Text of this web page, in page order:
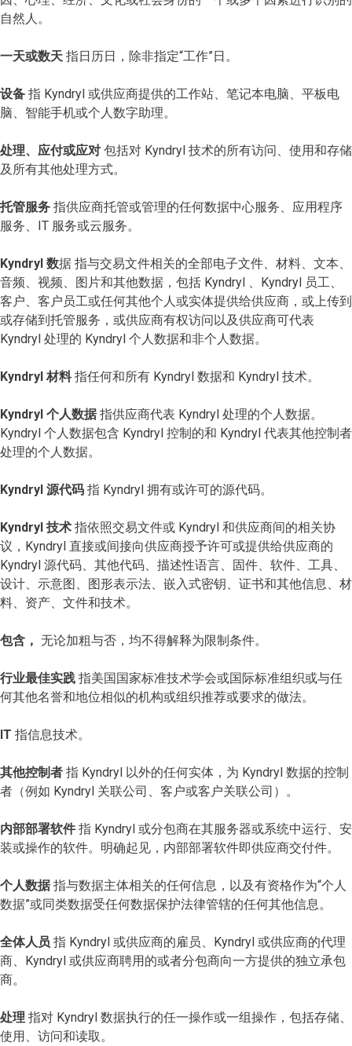
自然人。
一天或数天 指日历日，除非指定“工作”日。
设备 指 Kyndryl 或供应商提供的工作站、笔记本电脑、平板电
脑、智能手机或个人数字助理。
处理、应付或应对 包括对 Kyndryl 技术的所有访问、使用和存储
及所有其他处理方式。
托管服务 指供应商托管或管理的任何数据中心服务、应用程序
服务、IT 服务或云服务。
Kyndryl 数据 指与交易文件相关的全部电子文件、材料、文本、
音频、视频、图片和其他数据，包括 Kyndryl 、Kyndryl 员工、
客户、客户员工或任何其他个人或实体提供给供应商，或上传到
或存储到托管服务，或供应商有权访问以及供应商可代表
Kyndryl 处理的 Kyndryl 个人数据和非个人数据。
Kyndryl 材料指任何和所有 Kyndryl 数据和 Kyndryl 技术。
Kyndryl 个人数据指供应商代表 Kyndryl 处理的个人数据。
Kyndryl 个人数据包含 Kyndryl 控制的和 Kyndryl 代表其他控制者
处理的个人数据。
Kyndryl 源代码 指 Kyndryl 拥有或许可的源代码。
Kyndryl 技术 指依照交易文件或 Kyndryl 和供应商间的相关协
议，Kyndryl 直接或间接向供应商授予许可或提供给供应商的
Kyndryl 源代码、其他代码、描述性语言、固件、软件、工具、
设计、示意图、图形表示法、嵌入式密钥、证书和其他信息、材
料、资产、文件和技术。
包含， 无论加粗与否，均不得解释为限制条件。
行业最佳实践 指美国国家标准技术学会或国际标准组织或与任
何其他名誉和地位相似的机构或组织推荐或要求的做法。
IT 指信息技术。
其他控制者 指 Kyndryl 以外的任何实体，为 Kyndryl 数据的控制
者（例如 Kyndryl 关联公司、客户或客户关联公司）。
内部部署软件指 Kyndryl 或分包商在其服务器或系统中运行、安
装或操作的软件。明确起见，内部部署软件即供应商交付件。
个人数据指与数据主体相关的任何信息，以及有资格作为“个人
数据”或同类数据受任何数据保护法律管辖的任何其他信息。
全体人员 指 Kyndryl 或供应商的雇员、Kyndryl 或供应商的代理
商、Kyndryl 或供应商聘用的或者分包商向一方提供的独立承包
商。
处理 指对 Kyndryl 数据执行的任一操作或一组操作，包括存储、
使用、访问和读取。